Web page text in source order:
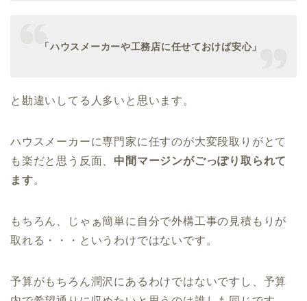
「ハウスメーカーや工務店に任せておけば安心」
と勘違いしてる人多いと思います。
ハウスメーカーに専門家に任すのが大変段取りがとて
も楽だと思う反面、 中間マージンがごっぽり取られて
ます。
もちろん、じゃぁ簡単に自分で外構工事の見積もりが
取れる・・・というわけではないです。
予算がもちろん潤沢にあるわけではないですし、予算